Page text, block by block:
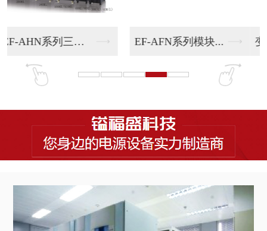
变频电源100KVA 变频电源50KVA